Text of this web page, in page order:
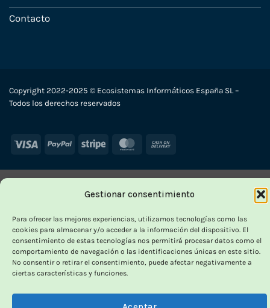
Gestionar consentimiento
Para ofrecer las mejores experiencias, utilizamos tecnologías como las
cookies para almacenar y/o acceder a la información del dispositivo. El
consentimiento de estas tecnologías nos permitirá procesar datos como el
comportamiento de navegación o las identificaciones únicas en este sitio.
No consentir o retirar el consentimiento, puede afectar negativamente a
ciertas características y funciones.
Contacto
Copyright 2022-2025 © Ecosistemas Informáticos España SL –
Todos los derechos reservados
Visa PayPal Stripe MasterCard